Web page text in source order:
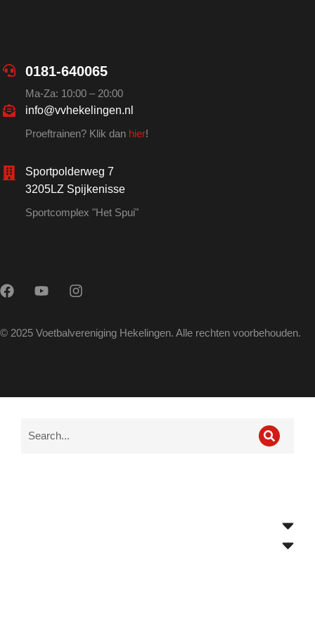
0181-640065
Ma-Za: 10:00 – 20:00
info@vvhekelingen.nl
Proeftrainen? Klik dan hier!
Sportpolderweg 7
3205LZ Spijkenisse
Sportcomplex "Het Spui"
© 2025 Voetbalvereniging Hekelingen. Alle rechten voorbehouden.